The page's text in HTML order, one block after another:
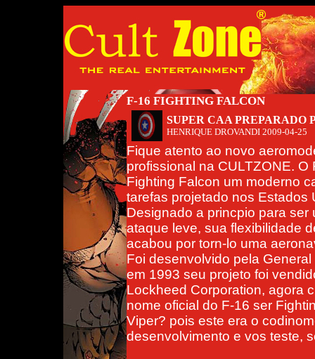
F-16 FIGHTING FALCON
SUPER CAA PREPARADO
HENRIQUE DROVANDI 2009-04-25
Fique atento ao novo
profissional na CULTZONE. O
Fighting Falcon um moderno
tarefas projetado nos Estados
Designado a princpio para ser
ataque leve, sua flexibilidade
acabou por torn-lo uma
Foi desenvolvido pela
em 1993 seu projeto foi
Lockheed Corporation, agora
nome oficial do F-16 ser
Viper? pois este era o
desenvolvimento e vos teste,